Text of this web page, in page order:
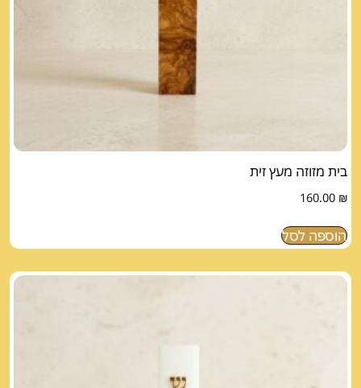
בית מזוזה מעץ זית
160.00 ₪
הוספה לסל